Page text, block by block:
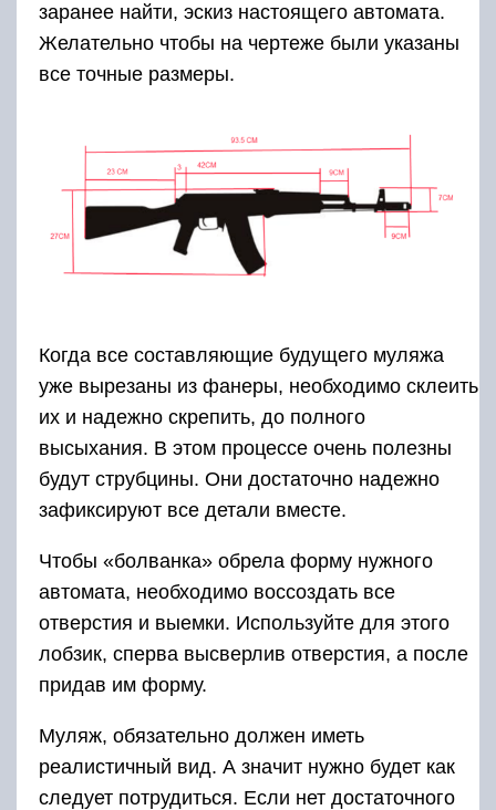
заранее найти, эскиз настоящего автомата.
Желательно чтобы на чертеже были указаны
все точные размеры.
Когда все составляющие будущего муляжа
уже вырезаны из фанеры, необходимо склеить
их и надежно скрепить, до полного
высыхания. В этом процессе очень полезны
будут струбцины. Они достаточно надежно
зафиксируют все детали вместе.
Чтобы «болванка» обрела форму нужного
автомата, необходимо воссоздать все
отверстия и выемки. Используйте для этого
лобзик, сперва высверлив отверстия, а после
придав им форму.
Муляж, обязательно должен иметь
реалистичный вид. А значит нужно будет как
следует потрудиться. Если нет достаточного